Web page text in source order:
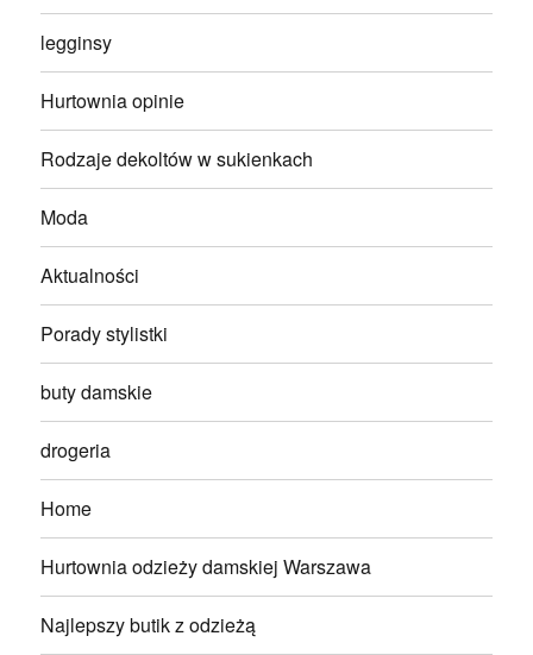
legginsy
Hurtownia opinie
Rodzaje dekoltów w sukienkach
Moda
Aktualności
Porady stylistki
buty damskie
drogeria
Home
Hurtownia odzieży damskiej Warszawa
Najlepszy butik z odzieżą